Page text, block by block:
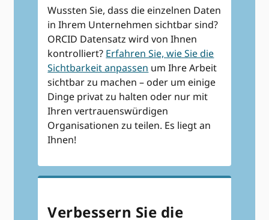
Wussten Sie, dass die einzelnen Daten
in Ihrem Unternehmen sichtbar sind?
ORCID Datensatz wird von Ihnen
kontrolliert? Erfahren Sie, wie Sie die
Sichtbarkeit anpassen um Ihre Arbeit
sichtbar zu machen – oder um einige
Dinge privat zu halten oder nur mit
Ihren vertrauenswürdigen
Organisationen zu teilen. Es liegt an
Ihnen!
Verbessern Sie die